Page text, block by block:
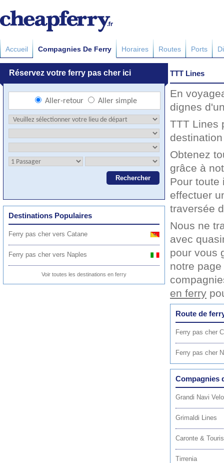
Accueil Compagnies De Ferry Horaires Routes Ports
Destinations Populaires
Ferry pas cher vers Catane
Ferry pas cher vers Naples
Voir toutes les destinations en ferry
TTT Lines
En
dignes
TTT Lines
Obtenez
grâce à
Pour toute
effectuer
traversée
Nous ne
avec
pour vous
notre page
en ferry
Route de
Ferry pas cher
Ferry pas cher
Compagnies
Grandi Navi
Grimaldi Lines
Caronte &
Tirrenia